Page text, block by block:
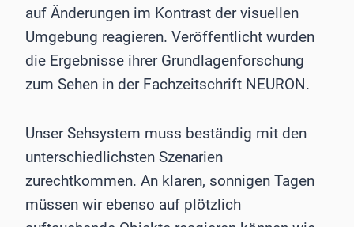
auf Änderungen im Kontrast der visuellen
Umgebung reagieren. Veröffentlicht wurden
die Ergebnisse ihrer Grundlagenforschung
zum Sehen in der Fachzeitschrift NEURON.
Unser Sehsystem muss beständig mit den
unterschiedlichsten Szenarien
zurechtkommen. An klaren, sonnigen Tagen
müssen wir ebenso auf plötzlich